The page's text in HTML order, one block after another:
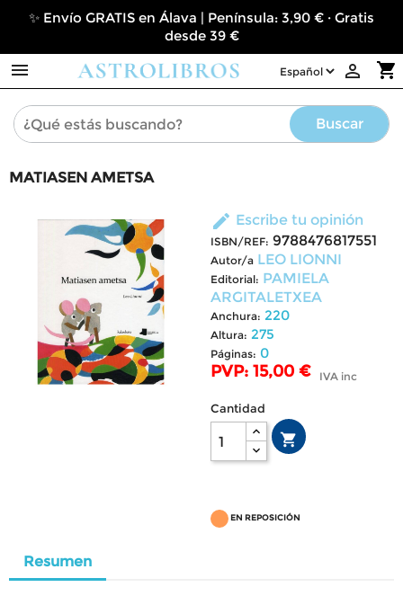
✨ Envío GRATIS en Álava | Península: 3,90 € · Gratis
desde 39 €
 shopping_cart

Buscar
MATIASEN AMETSA
edit Escribe tu opinión
ISBN/REF: 9788476817551
Autor/a LEO LIONNI
Editorial: PAMIELA
ARGITALETXEA
Anchura: 220
Altura: 275
Páginas: 0
PVP: 15,00 € IVA inc
Cantidad

EN REPOSICIÓN
Resumen